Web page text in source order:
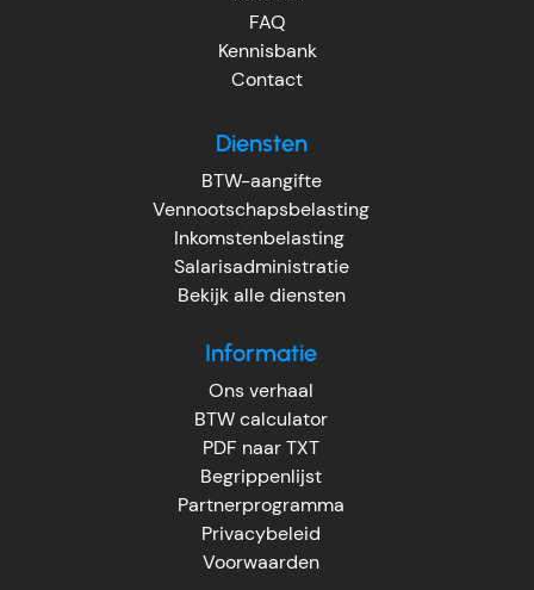
FAQ
Kennisbank
Contact
Diensten
BTW-aangifte
Vennootschapsbelasting
Inkomstenbelasting
Salarisadministratie
Bekijk alle diensten
Informatie
Ons verhaal
BTW calculator
PDF naar TXT
Begrippenlijst
Partnerprogramma
Privacybeleid
Voorwaarden